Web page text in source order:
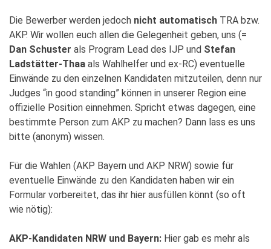
Die Bewerber werden jedoch nicht automatisch TRA bzw.
AKP. Wir wollen euch allen die Gelegenheit geben, uns (=
Dan Schuster als Program Lead des IJP und Stefan
Ladstätter-Thaa als Wahlhelfer und ex-RC) eventuelle
Einwände zu den einzelnen Kandidaten mitzuteilen, denn nur
Judges “in good standing” können in unserer Region eine
offizielle Position einnehmen. Spricht etwas dagegen, eine
bestimmte Person zum AKP zu machen? Dann lass es uns
bitte (anonym) wissen.
Für die Wahlen (AKP Bayern und AKP NRW) sowie für
eventuelle Einwände zu den Kandidaten haben wir ein
Formular vorbereitet, das ihr hier ausfüllen könnt (so oft
wie nötig):
AKP-Kandidaten NRW und Bayern: Hier gab es mehr als